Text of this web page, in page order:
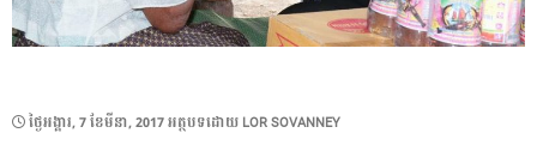
POSTED
ថ្ងៃ​អង្គារ, 7 ខែ​មីនា, 2017អត្ថបទដោយ LOR SOVANNEY